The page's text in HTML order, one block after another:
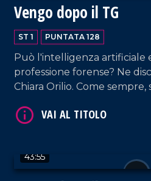
Vengo dopo il TG
ST 1 PUNTATA 128
Può l'intelligenza artificiale
professione forense? Ne
Chiara Orilio. Come sempre,
coppia Cosentino-Pagano.
43:55
VAI AL TITOLO